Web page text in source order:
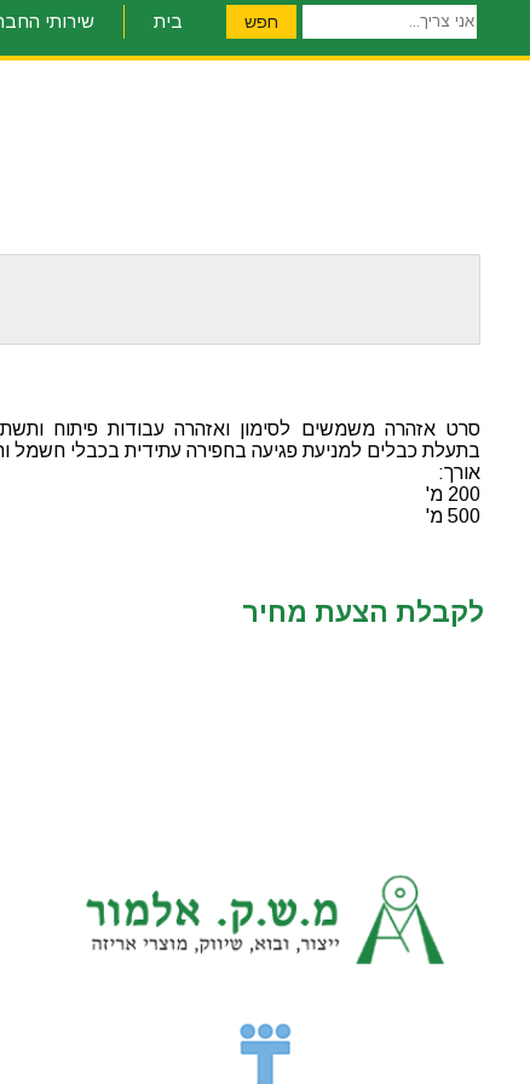
בית שירותי
אני
צריך...
חפש
סרט אזהרה משמשים לסימון ואזהרה עבודות פיתוח
בתעלת כבלים למניעת פגיעה בחפירה עתידית בכבלי חשמל
אורך:
200 מ'
500 מ'
לקבלת הצעת מחיר